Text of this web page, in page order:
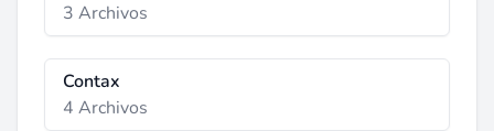
3 Archivos
Contax
4 Archivos